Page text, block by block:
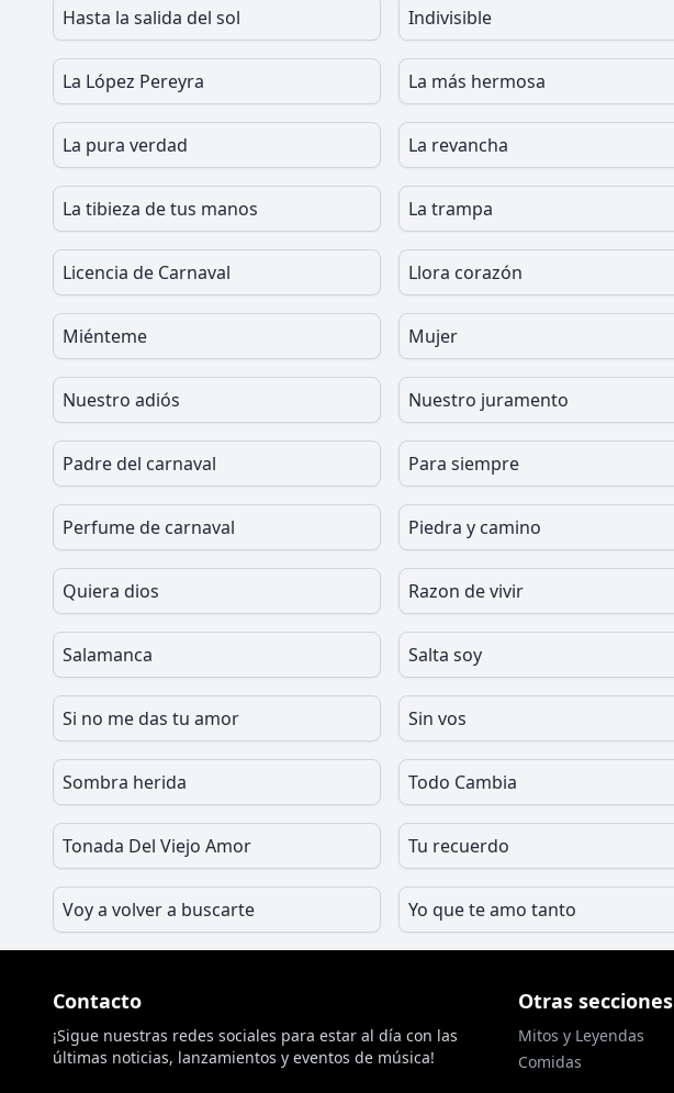
Hasta la salida del sol Indivisible
La López Pereyra La más hermosa
La pura verdad La revancha
La tibieza de tus manos La trampa
Licencia de Carnaval Llora corazón
Miénteme Mujer
Nuestro adiós Nuestro juramento
Padre del carnaval Para siempre
Perfume de carnaval Piedra y camino
Quiera dios Razon de vivir
Salamanca Salta soy
Si no me das tu amor Sin vos
Sombra herida Todo Cambia
Tonada Del Viejo Amor Tu recuerdo
Voy a volver a buscarte Yo que te amo tanto
Contacto
¡Sigue nuestras redes sociales para estar al día con las
últimas noticias, lanzamientos y eventos de música!
Otras secciones
Mitos y Leyendas
Comidas